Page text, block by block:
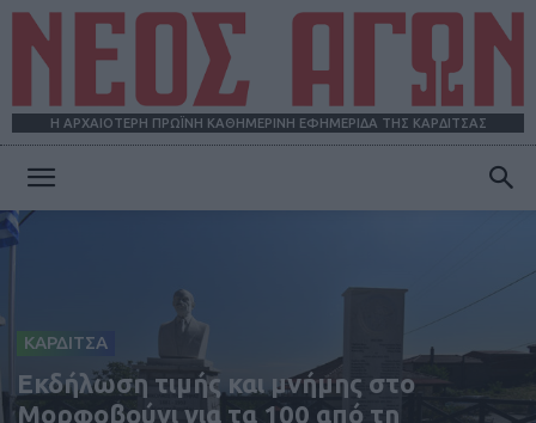
Η ΑΡΧΑΙΟΤΕΡΗ ΠΡΩΪΝΗ ΚΑΘΗΜΕΡΙΝΗ ΕΦΗΜΕΡΙΔΑ ΤΗΣ ΚΑΡΔΙΤΣΑΣ
ΚΑΡΔΙΤΣΑ
Εκδήλωση τιμής και μνήμης στο
Μορφοβούνι για τα 100 από τη